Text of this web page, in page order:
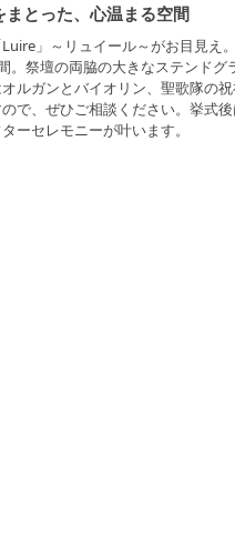
とった、心温まる空間
」～リュイール～がお目見え
祭壇の両脇の大きなステンドグ
ルガンとバイオリン、聖歌隊の
で、ぜひご相談ください。挙式
ーセレモニーが叶います。